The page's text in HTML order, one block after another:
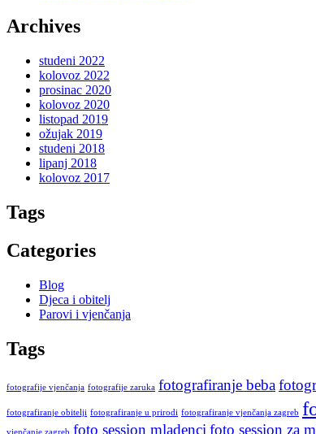
Archives
studeni 2022
kolovoz 2022
prosinac 2020
kolovoz 2020
listopad 2019
ožujak 2019
studeni 2018
lipanj 2018
kolovoz 2017
Tags
Categories
Blog
Djeca i obitelj
Parovi i vjenčanja
Tags
fotografije vjenčanja fotografije zaruka fotografiranje beba
fotografiranje obitelji fotografiranje u prirodi fotografiranje vjenčanja zagreb
vjenčanje zagreb foto session mladenci foto session za